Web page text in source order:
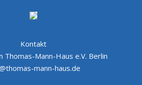
Kontakt
Thomas-Mann-Haus e.V. Berlin
mann-haus.de